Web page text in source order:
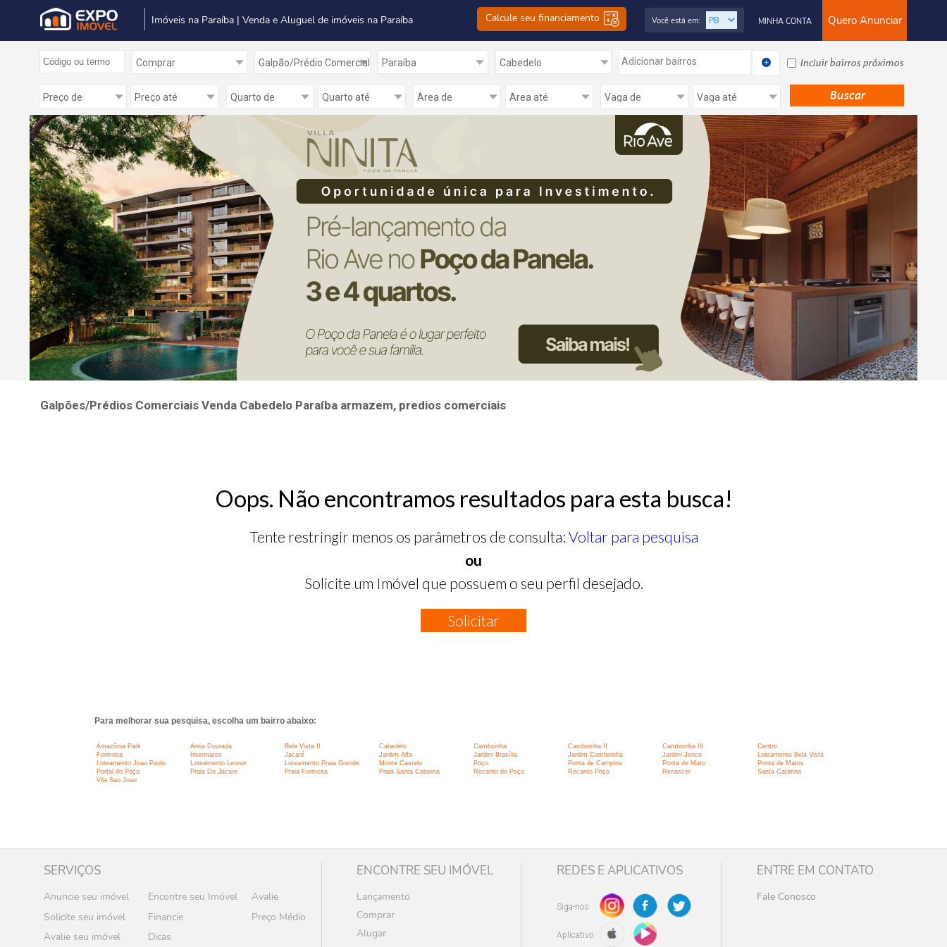
Imóveis na Paraíba | Venda e Aluguel de imóveis na Paraíba Calcule seu financiamento Quero Anunciar
MINHA CONTA
Você está em:
Adicionar bairros Incluir bairros próximos
Galpões/Prédios Comerciais Venda Cabedelo Paraíba armazem, predios comerciais
Oops. Não encontramos resultados para esta busca!
Tente restringir menos os parâmetros de consulta: Voltar para pesquisa
ou
Solicite um Imóvel que possuem o seu perfil desejado.
Solicitar
Para melhorar sua pesquisa, escolha um bairro abaixo:
Amazônia Park Areia Dourada Bela Vista II Cabedelo Camboinha Camboinha II Camboinha III
Centro
Formosa
Intermares Jacaré Jardim Alfa Jardim Brasília Jardim Camboinha Jardim Jerico
Loteamento Bela Vista
Loteamento Joao Paulo
Loteamento Leonor Loteamento Praia Grande Monte Castelo Poço Ponta de Campina Ponta de Mato
Ponta de Matos
Portal do Poço
Praia Do Jacare Praia Formosa Praia Santa Catarina Recanto do Poço Recanto Poço Renascer
Santa Catarina
Vila Sao Joao
SERVIÇOS
Anuncie seu imóvel Encontre seu Imóvel
Avalie
Solicite seu imóvel
Financie
Preço Médio
Avalie seu imóvel
Dicas
ENCONTRE SEU IMÓVEL
Lançamento
Comprar
Alugar
REDES E APLICATIVOS
Siga-nos
Aplicativo
ENTRE EM CONTATO
Fale Conosco